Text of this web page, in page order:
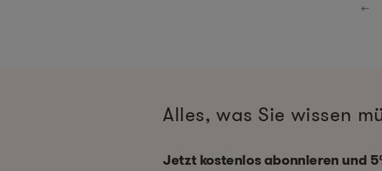
←
Alles, was Sie wissen
Jetzt kostenlos abonnieren und